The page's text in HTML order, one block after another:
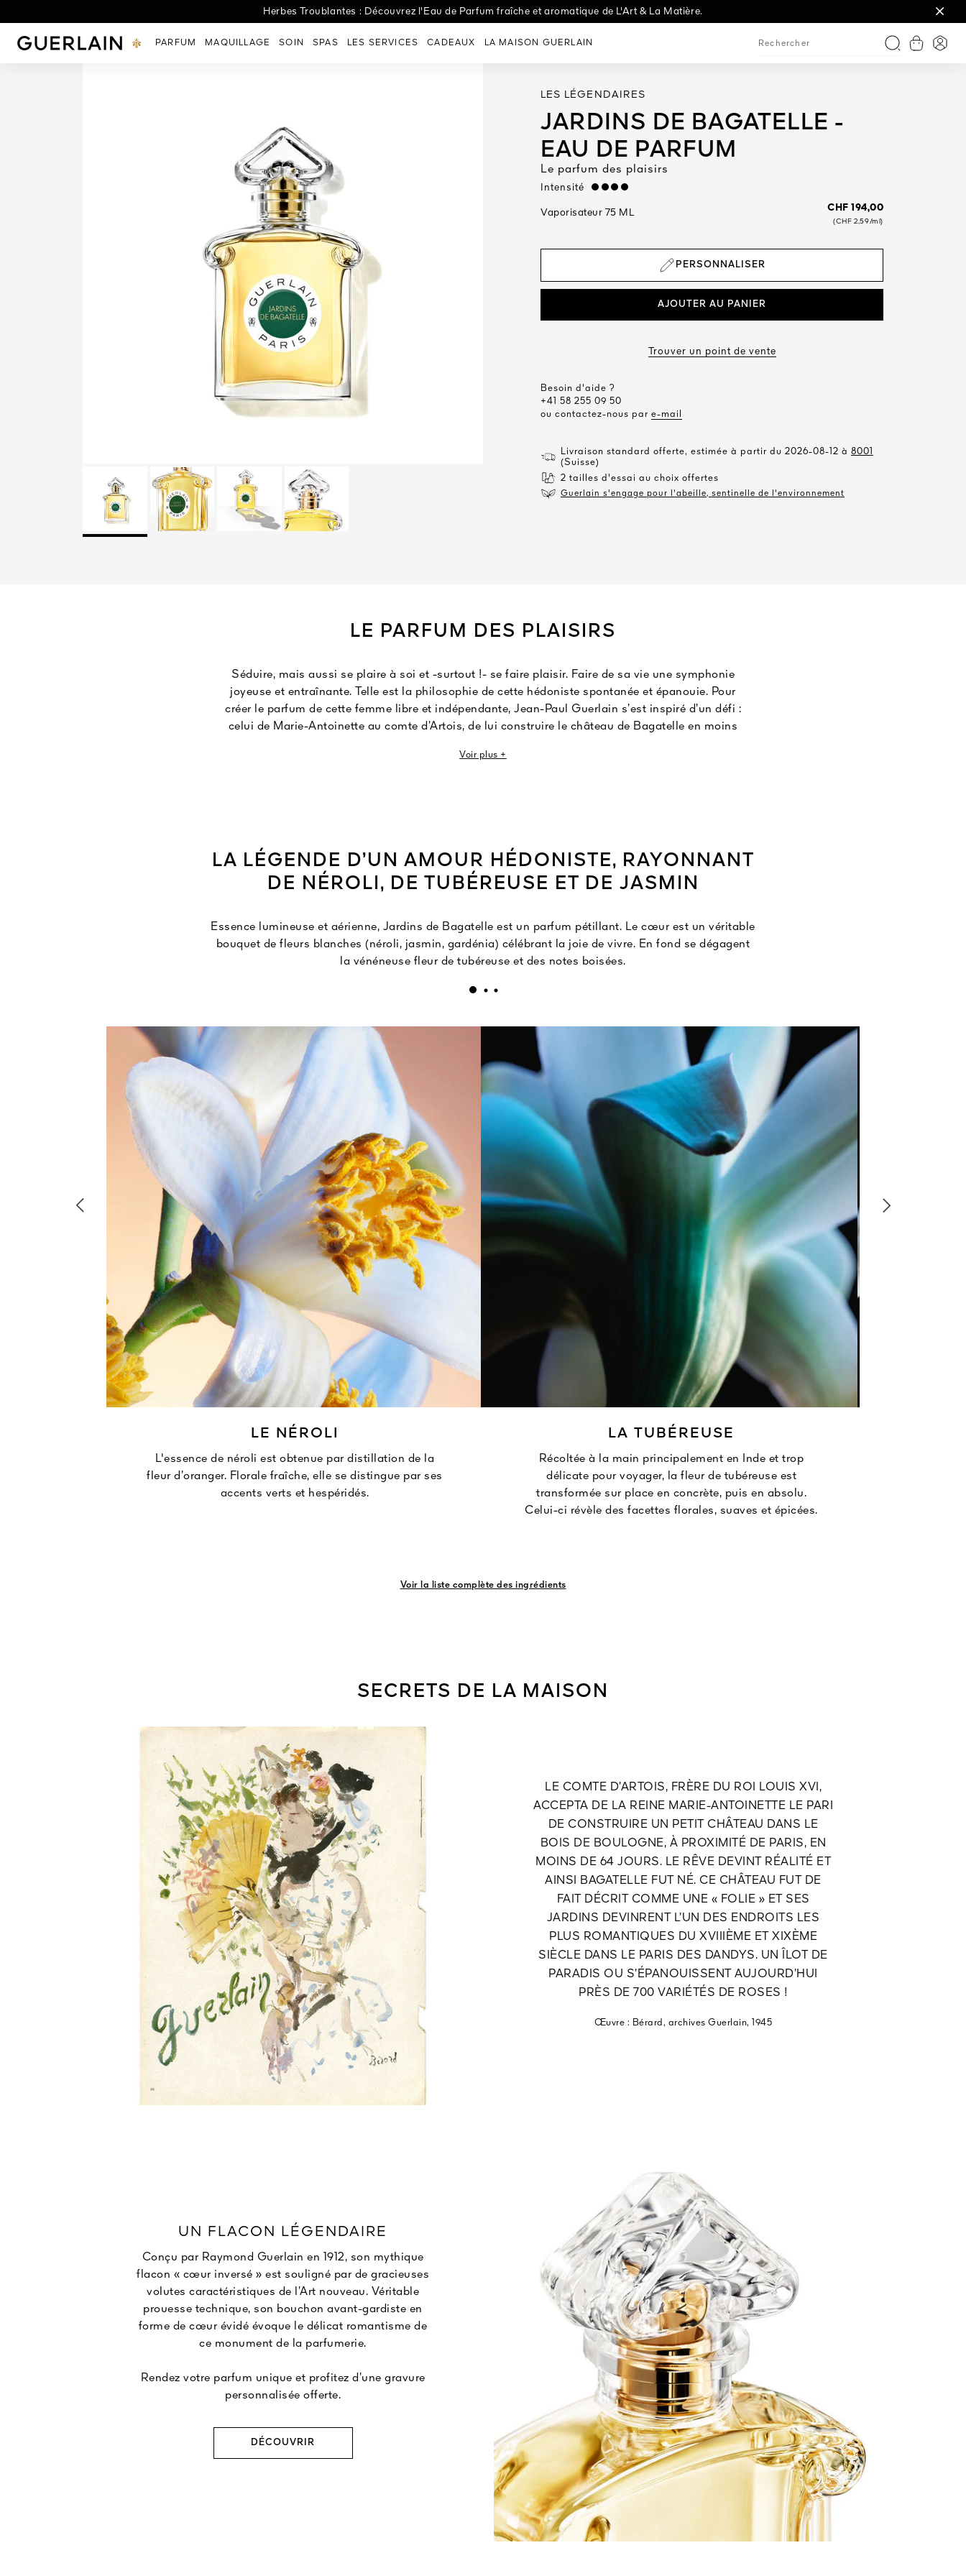
Les Eaux : Découvrez Eau de Tulle, le parfum idéal pour un mariage.
Herbes Troublantes : Découvrez l'Eau de Parfum fraîche et aromatique de L'Art & La Matière.
Guerlain - (Revenir à la page d'accueil)
PARFUM MAQUILLAGE SOIN SPAS LES SERVICES CADEAUX LA MAISON GUERLAIN
Recherche
Afficher
LES LÉGENDAIRES
JARDINS DE BAGATELLE -
EAU DE PARFUM
Le parfum des plaisirs
Intensité strong
Vaporisateur 75 ML CHF 194,00
(CHF 2,59/ml)
PERSONNALISER
AJOUTER AU PANIER
Trouver un point de vente
Besoin d'aide ?
+41 58 255 09 50
ou contactez-nous par e-mail
Livraison standard offerte, estimée à partir du 2026-08-12 à 8001
(Suisse)
2 tailles d'essai au choix offertes
Guerlain s'engage pour l'abeille, sentinelle de l'environnement
LE PARFUM DES PLAISIRS
Séduire, mais aussi se plaire à soi et -surtout !- se faire plaisir. Faire de sa vie une symphonie
joyeuse et entraînante. Telle est la philosophie de cette hédoniste spontanée et épanouie. Pour
créer le parfum de cette femme libre et indépendante, Jean-Paul Guerlain s’est inspiré d’un défi :
celui de Marie-Antoinette au comte d’Artois, de lui construire le château de Bagatelle en moins
De cet îlot de paradis a surgi un bouquet d’amour pétillant et lumineux de néroli, de roses et de
Voir plus +
LA LÉGENDE D’UN AMOUR HÉDONISTE, RAYONNANT
DE NÉROLI, DE TUBÉREUSE ET DE JASMIN
Essence lumineuse et aérienne, Jardins de Bagatelle est un parfum pétillant. Le cœur est un véritable
bouquet de fleurs blanches (néroli, jasmin, gardénia) célébrant la joie de vivre. En fond se dégagent
la vénéneuse fleur de tubéreuse et des notes boisées.
LE NÉROLI
L'essence de néroli est obtenue par distillation de la
fleur d’oranger. Florale fraîche, elle se distingue par ses
accents verts et hespéridés.
LA TUBÉREUSE
Récoltée à la main principalement en Inde et trop
délicate pour voyager, la fleur de tubéreuse est
transformée sur place en concrète, puis en absolu.
Celui-ci révèle des facettes florales, suaves et épicées.
Voir la liste complète des ingrédients
SECRETS DE LA MAISON
LE COMTE D’ARTOIS, FRÈRE DU ROI LOUIS XVI,
ACCEPTA DE LA REINE MARIE-ANTOINETTE LE PARI
DE CONSTRUIRE UN PETIT CHÂTEAU DANS LE
BOIS DE BOULOGNE, À PROXIMITÉ DE PARIS, EN
MOINS DE 64 JOURS. LE RÊVE DEVINT RÉALITÉ ET
AINSI BAGATELLE FUT NÉ. CE CHÂTEAU FUT DE
FAIT DÉCRIT COMME UNE « FOLIE » ET SES
JARDINS DEVINRENT L’UN DES ENDROITS LES
PLUS ROMANTIQUES DU XVIIIÈME ET XIXÈME
SIÈCLE DANS LE PARIS DES DANDYS. UN ÎLOT DE
PARADIS OU S’ÉPANOUISSENT AUJOURD’HUI
PRÈS DE 700 VARIÉTÉS DE ROSES !
Œuvre : Bérard, archives Guerlain, 1945
UN FLACON LÉGENDAIRE
Conçu par Raymond Guerlain en 1912, son mythique
flacon « cœur inversé » est souligné par de gracieuses
volutes caractéristiques de l’Art nouveau. Véritable
prouesse technique, son bouchon avant-gardiste en
forme de cœur évidé évoque le délicat romantisme de
ce monument de la parfumerie.
Rendez votre parfum unique et profitez d’une gravure
personnalisée offerte.
DÉCOUVRIR